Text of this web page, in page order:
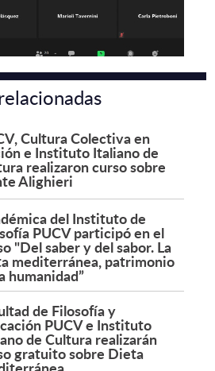
Cultura Colectiva en
e Instituto Italiano de
realizaron curso sobre
Alighieri
del Instituto de
PUCV participó en el
"Del saber y del sabor. La
mediterránea, patrimonio
humanidad”
de Filosofía y
PUCV e Instituto
de Cultura realizarán
gratuito sobre Dieta